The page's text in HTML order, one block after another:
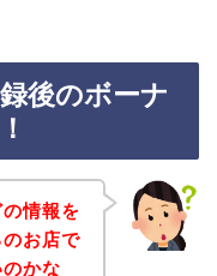
後のボーナ
情報を
お店で
かな